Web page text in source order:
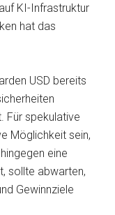
KI-Infrastruktur
hat das
USD bereits
Für spekulative
Möglichkeit sein,
eine
sollte abwarten,
Gewinnziele